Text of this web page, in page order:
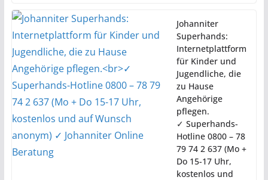
Johanniter
Superhands:
Internetplattform
für Kinder und
Jugendliche, die
zu Hause
Angehörige
pflegen.
✓ Superhands-
Hotline 0800 – 78
79 74 2 637 (Mo +
Do 15-17 Uhr,
kostenlos und